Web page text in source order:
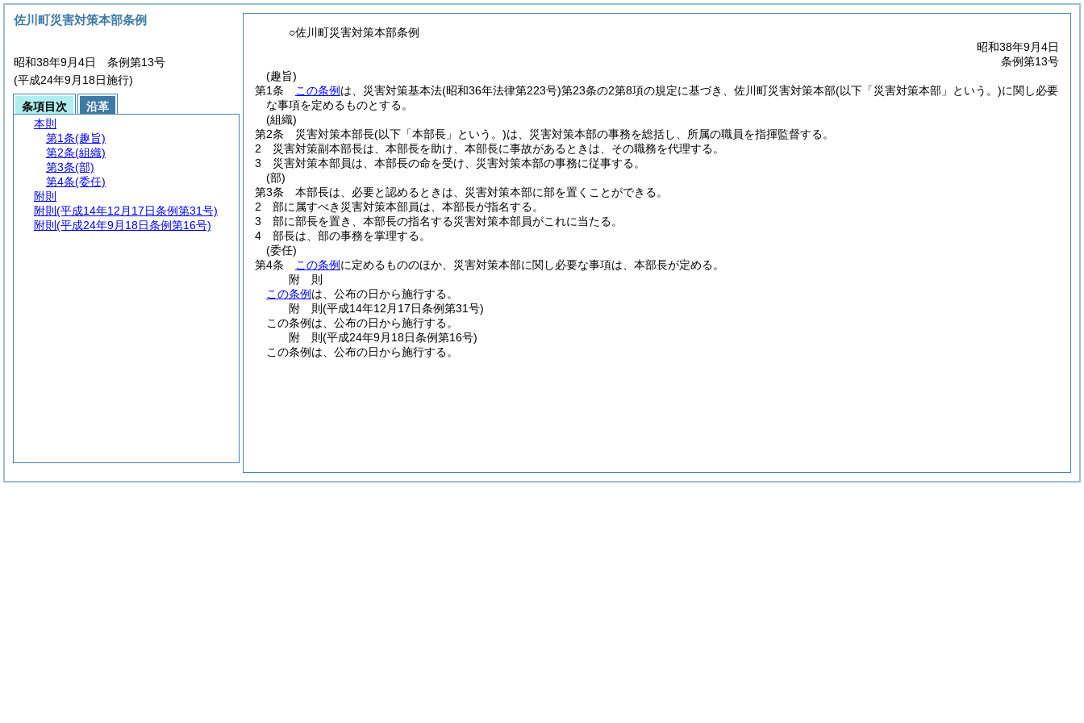
○佐川町災害対策本部条例
昭和38年9月4日
条例第13号
(趣旨)
第1条
この条例 は、災害対策基本法(昭和36年法律第223号)第23条の2第8項の規定に基づき、佐川町災害対策本部(以下「災害対策本部」という。)に関し必要
な事項を定めるものとする。
(組織)
第2条
災害対策本部長(以下「本部長」という。)は、災害対策本部の事務を総括し、所属の職員を指揮監督する。
2
災害対策副本部長は、本部長を助け、本部長に事故があるときは、その職務を代理する。
3
災害対策本部員は、本部長の命を受け、災害対策本部の事務に従事する。
(部)
第3条
本部長は、必要と認めるときは、災害対策本部に部を置くことができる。
2
部に属すべき災害対策本部員は、本部長が指名する。
3
部に部長を置き、本部長の指名する災害対策本部員がこれに当たる。
4
部長は、部の事務を掌理する。
(委任)
第4条
この条例 に定めるもののほか、災害対策本部に関し必要な事項は、本部長が定める。
附 則
この条例 は、公布の日から施行する。
附 則(平成14年12月17日条例第31号)
この条例は、公布の日から施行する。
附 則(平成24年9月18日条例第16号)
この条例は、公布の日から施行する。
佐川町災害対策本部条例
昭和38年9月4日 条例第13号
(平成24年9月18日施行)
条項目次
沿革
本則
第1条(趣旨)
第2条(組織)
第3条(部)
第4条(委任)
附則
附則 (平成14年12月17日条例第31号)
附則 (平成24年9月18日条例第16号)